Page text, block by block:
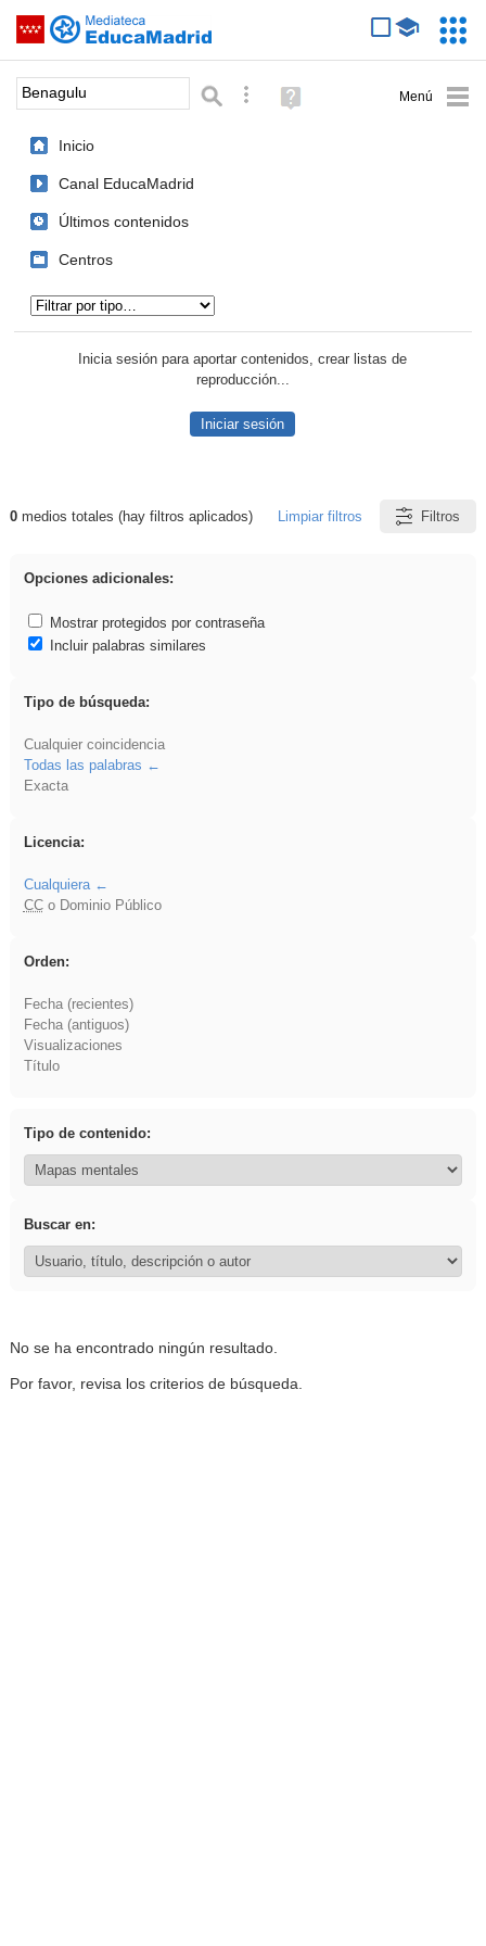
Saltar navegación
Palabra o frase: Búsqueda avanzada
Ayuda
(en
Inicio
Canal EducaMadrid
Últimos contenidos
Centros
Inicia sesión para aportar contenidos, crear listas de
reproducción...
Iniciar sesión
Resultados de: Benagulu
0medios totales (hay filtros aplicados) Limpiar filtros Filtros
Opciones adicionales:
Mostrar protegidos por contraseña
Incluir palabras similares
Tipo de búsqueda:
Cualquier coincidencia
Todas las palabras
Exacta
Licencia:
Cualquiera
CCo Dominio Público
Orden:
Fecha (recientes)
Fecha (antiguos)
Visualizaciones
Título
Tipo de contenido:
Buscar en:
No se ha encontrado ningún resultado.
Por favor, revisa los criterios de búsqueda.